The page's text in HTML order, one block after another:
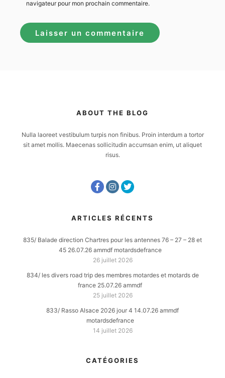
navigateur pour mon prochain commentaire.
ABOUT THE BLOG
Nulla laoreet vestibulum turpis non finibus. Proin interdum a tortor
sit amet mollis. Maecenas sollicitudin accumsan enim, ut aliquet
risus.
ARTICLES RÉCENTS
835/ Balade direction Chartres pour les antennes 76 – 27 – 28 et
45 26.07.26 ammdf motardsdefrance
26 juillet 2026
834/ les divers road trip des membres motardes et motards de
france 25.07.26 ammdf
25 juillet 2026
833/ Rasso Alsace 2026 jour 4 14.07.26 ammdf
motardsdefrance
14 juillet 2026
CATÉGORIES